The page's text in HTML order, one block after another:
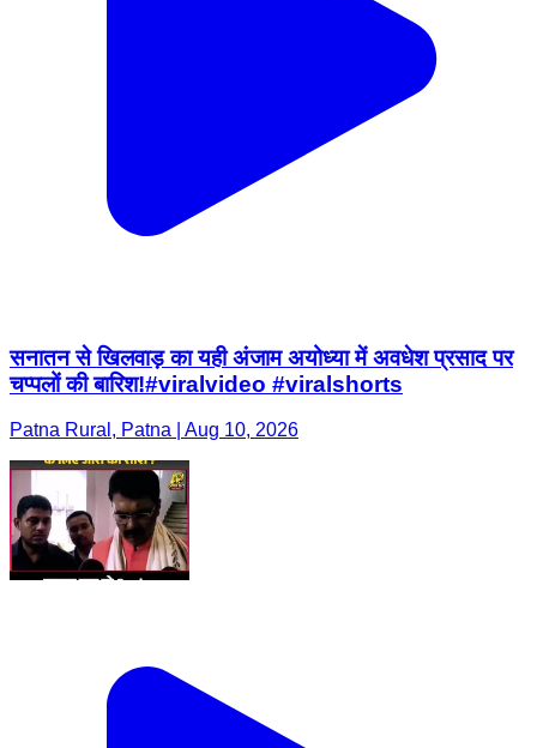
सनातन से खिलवाड़ का यही अंजाम अयोध्या में अवधेश प्रसाद पर
चप्पलों की बारिश!#viralvideo #viralshorts
Patna Rural, Patna | Aug 10, 2026